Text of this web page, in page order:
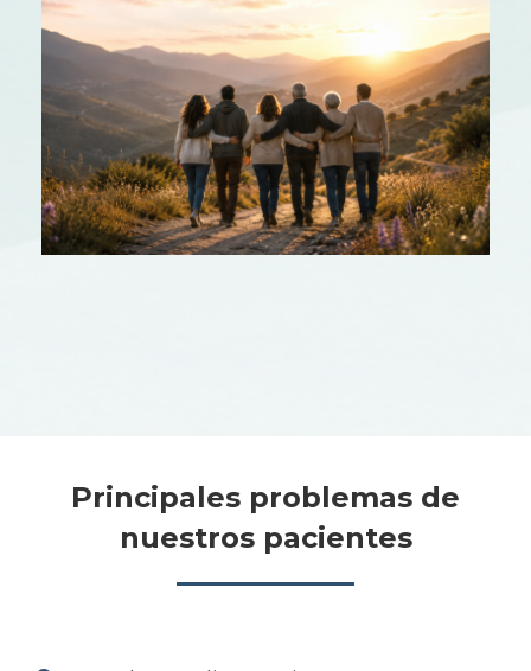
Principales problemas de
nuestros pacientes